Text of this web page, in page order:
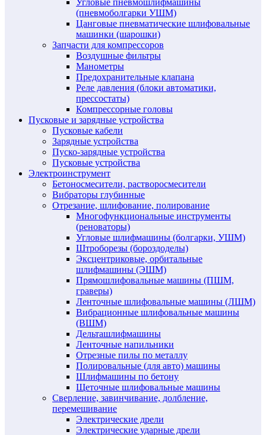
(пневмоболгарки УШМ)
Цанговые пневматические шлифовальные
машинки (шарошки)
Запчасти для компрессоров
Воздушные фильтры
Манометры
Предохранительные клапана
Реле давления (блоки автоматики,
прессостаты)
Компрессорные головы
Пусковые и зарядные устройства
Пусковые кабели
Зарядные устройства
Пуско-зарядные устройства
Пусковые устройства
Электроинструмент
Бетоносмесители, растворосмесители
Вибраторы глубинные
Отрезание, шлифование, полирование
Многофункциональные инструменты
(реноваторы)
Угловые шлифмашины (болгарки, УШМ)
Штроборезы (бороздоделы)
Эксцентриковые, орбитальные
шлифмашины (ЭШМ)
Прямошлифовальные машины (ПШМ,
граверы)
Ленточные шлифовальные машины (ЛШМ)
Вибрационные шлифовальные машины
(ВШМ)
Дельташлифмашины
Ленточные напильники
Отрезные пилы по металлу
Полировальные (для авто) машины
Шлифмашины по бетону
Щеточные шлифовальные машины
Сверление, завинчивание, долбление,
перемешивание
Электрические дрели
Электрические ударные дрели